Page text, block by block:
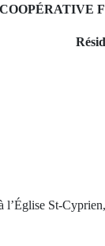
COOPÉRATIVE
l’Église St-